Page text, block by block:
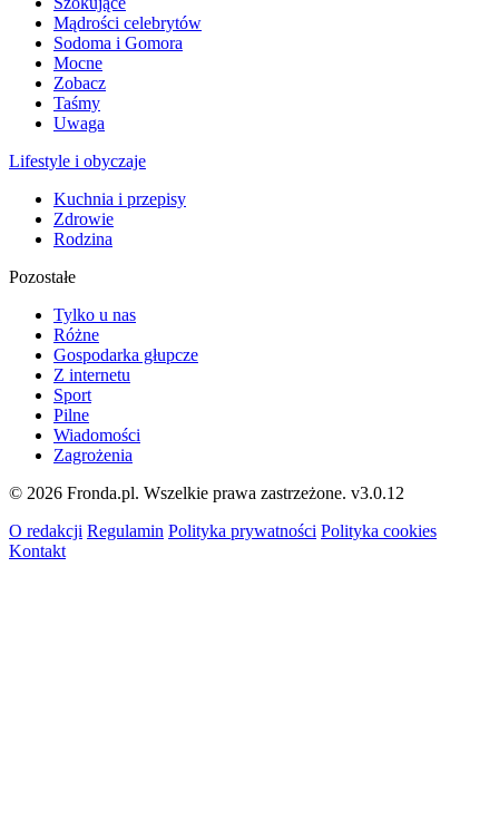
Mądrości celebrytów
Sodoma i Gomora
Mocne
Zobacz
Taśmy
Uwaga
Lifestyle i obyczaje
Kuchnia i przepisy
Zdrowie
Rodzina
Pozostałe
Tylko u nas
Różne
Gospodarka głupcze
Z internetu
Sport
Pilne
Wiadomości
Zagrożenia
© 2026 Fronda.pl. Wszelkie prawa zastrzeżone. v3.0.12
O redakcji Regulamin Polityka prywatności Polityka cookies
Kontakt